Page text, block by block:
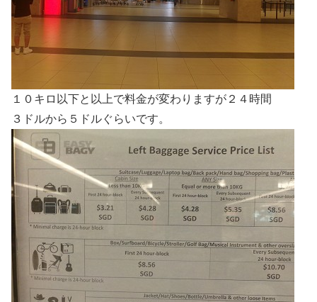
１０キロ以下と以上で料金が変わりますが２４時間
３ドルから５ドルぐらいです。